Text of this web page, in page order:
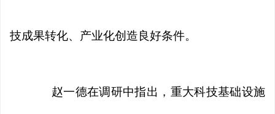
技成果转化、产业化创造良好条件。
赵一德在调研中指出，重大科技基础设施